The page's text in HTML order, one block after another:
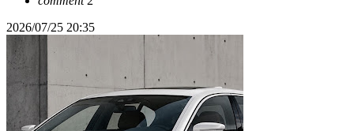
2026/07/25 20:35